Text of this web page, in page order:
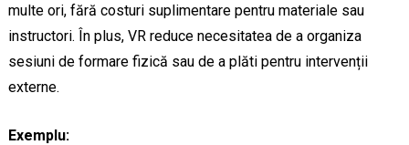
multe ori, fără costuri suplimentare pentru materiale sau
instructori. În plus, VR reduce necesitatea de a organiza
sesiuni de formare fizică sau de a plăti pentru intervenții
externe.
Exemplu: